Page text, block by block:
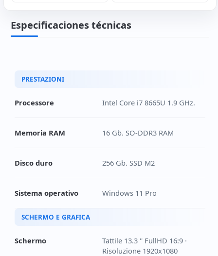
Especificaciones técnicas
PRESTAZIONI
Processore Intel Core i7 8665U 1.9 GHz.
Memoria RAM 16 Gb. SO-DDR3 RAM
Disco duro 256 Gb. SSD M2
Sistema operativo Windows 11 Pro
SCHERMO E GRAFICA
Schermo
Tattile 13.3 '' FullHD 16:9 ·
Risoluzione 1920x1080